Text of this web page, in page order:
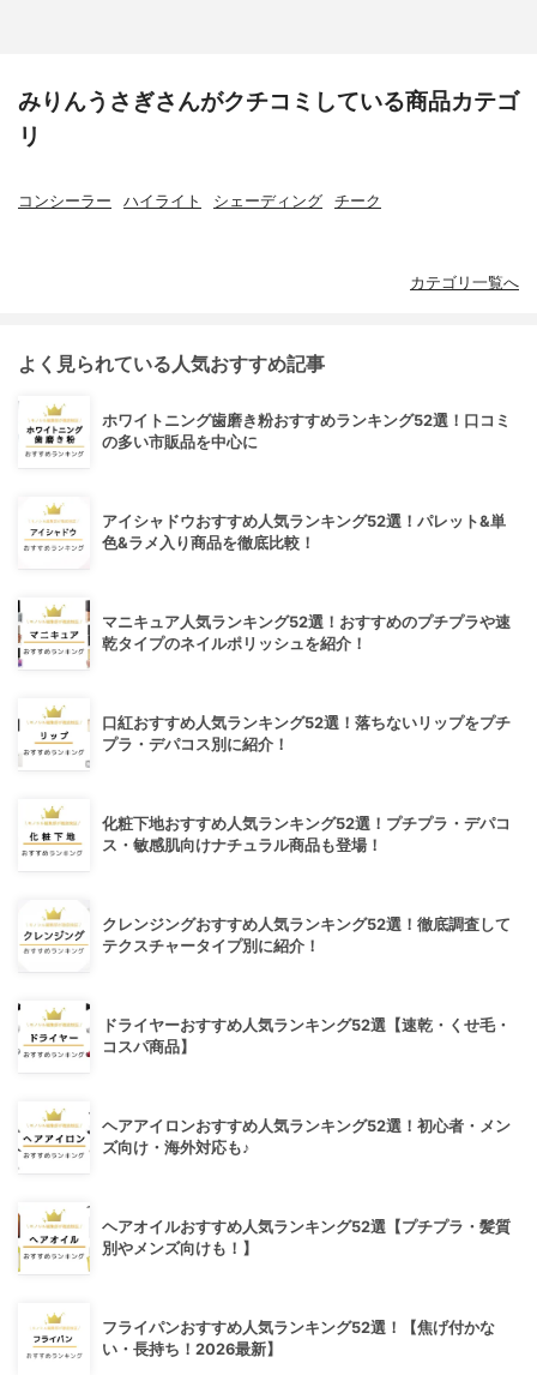
みりんうさぎさんがクチコミしている商品カテゴ
リ
コンシーラー ハイライト シェーディング チーク
カテゴリ一覧へ
よく見られている人気おすすめ記事
ホワイトニング歯磨き粉おすすめランキング52選！口コミ
の多い市販品を中心に
アイシャドウおすすめ人気ランキング52選！パレット&単
色&ラメ入り商品を徹底比較！
マニキュア人気ランキング52選！おすすめのプチプラや速
乾タイプのネイルポリッシュを紹介！
口紅おすすめ人気ランキング52選！落ちないリップをプチ
プラ・デパコス別に紹介！
化粧下地おすすめ人気ランキング52選！プチプラ・デパコ
ス・敏感肌向けナチュラル商品も登場！
クレンジングおすすめ人気ランキング52選！徹底調査して
テクスチャータイプ別に紹介！
ドライヤーおすすめ人気ランキング52選【速乾・くせ毛・
コスパ商品】
ヘアアイロンおすすめ人気ランキング52選！初心者・メン
ズ向け・海外対応も♪
ヘアオイルおすすめ人気ランキング52選【プチプラ・髪質
別やメンズ向けも！】
フライパンおすすめ人気ランキング52選！【焦げ付かな
い・長持ち！2026最新】